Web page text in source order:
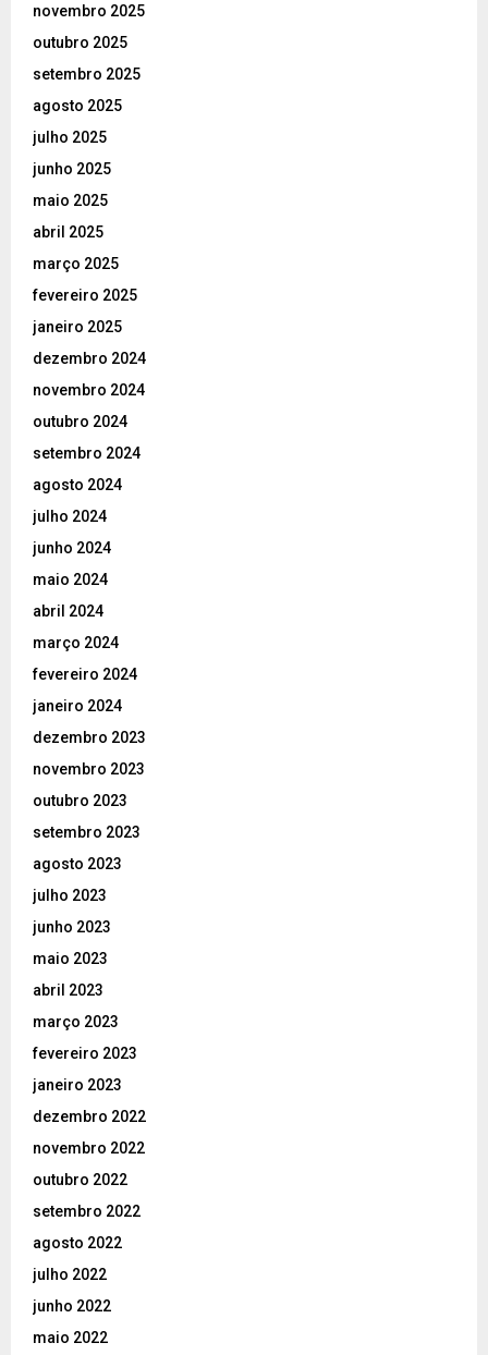
novembro 2025
outubro 2025
setembro 2025
agosto 2025
julho 2025
junho 2025
maio 2025
abril 2025
março 2025
fevereiro 2025
janeiro 2025
dezembro 2024
novembro 2024
outubro 2024
setembro 2024
agosto 2024
julho 2024
junho 2024
maio 2024
abril 2024
março 2024
fevereiro 2024
janeiro 2024
dezembro 2023
novembro 2023
outubro 2023
setembro 2023
agosto 2023
julho 2023
junho 2023
maio 2023
abril 2023
março 2023
fevereiro 2023
janeiro 2023
dezembro 2022
novembro 2022
outubro 2022
setembro 2022
agosto 2022
julho 2022
junho 2022
maio 2022